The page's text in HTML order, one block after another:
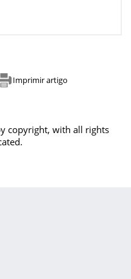
Imprimir artigo
copyright, with all rights